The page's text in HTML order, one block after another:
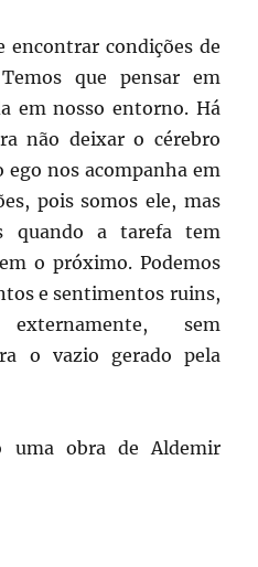
encontrar condições de
que pensar em
em nosso entorno. Há
não deixar o cérebro
ego nos acompanha em
pois somos ele, mas
quando a tarefa tem
o próximo. Podemos
e sentimentos ruins,
sem
o vazio gerado pela
obra de Aldemir